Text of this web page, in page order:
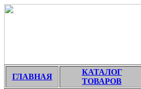
ГЛАВНАЯ
КАТАЛОГ
ТОВАРОВ